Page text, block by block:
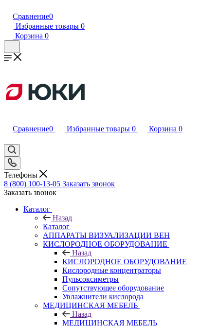
Сравнение0
Избранные товары 0
Корзина 0
Сравнение0 Избранные товары 0 Корзина 0
Телефоны
8 (800) 100-13-05 Заказать звонок
Заказать звонок
Каталог
Назад
Каталог
АППАРАТЫ ВИЗУАЛИЗАЦИИ ВЕН
КИСЛОРОДНОЕ ОБОРУДОВАНИЕ
Назад
КИСЛОРОДНОЕ ОБОРУДОВАНИЕ
Кислородные концентраторы
Пульсоксиметры
Сопутствующее оборудование
Увлажнители кислорода
МЕДИЦИНСКАЯ МЕБЕЛЬ
Назад
МЕДИЦИНСКАЯ МЕБЕЛЬ